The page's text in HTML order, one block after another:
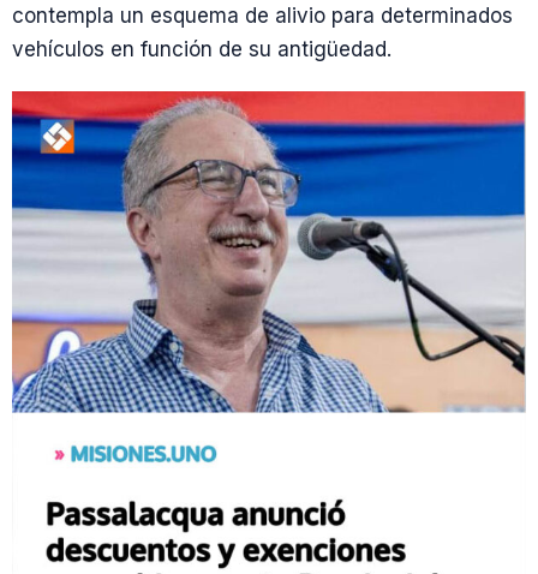
contempla un esquema de alivio para determinados
vehículos en función de su antigüedad.